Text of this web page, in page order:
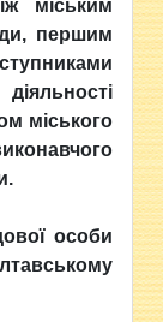
міським
першим
міського
особи